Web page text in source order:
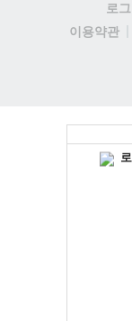
로그
이용약관